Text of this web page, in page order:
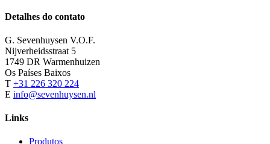
Detalhes do contato
G. Sevenhuysen V.O.F.
Nijverheidsstraat 5
1749 DR Warmenhuizen
Os Países Baixos
T +31 226 320 224
E info@sevenhuysen.nl
Links
Produtos